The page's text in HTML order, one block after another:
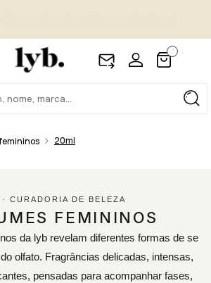
20ml
· CURADORIA DE BELEZA
FEMININOS
da lyb revelam diferentes formas de se
olfato. Fragrâncias delicadas, intensas,
pensadas para acompanhar fases,